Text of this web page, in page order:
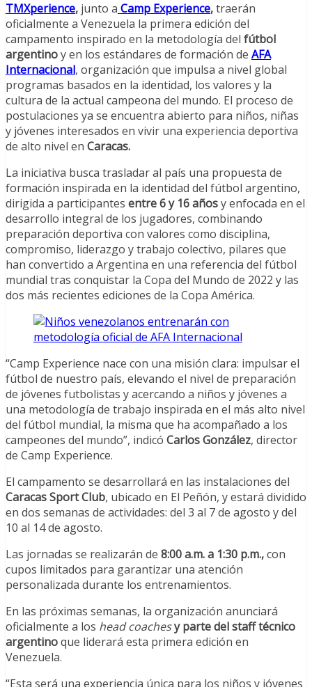
TMXperience, junto a Camp Experience,traerán
oficialmente a Venezuela la primera edición del
campamento inspirado en la metodología del fútbol
argentinoy en los estándares de formación de AFA
Internacional, organización que impulsa a nivel global
programas basados en la identidad, los valores y la
cultura de la actual campeona del mundo. El proceso de
postulaciones ya se encuentra abierto para niños, niñas
y jóvenes interesados en vivir una experiencia deportiva
de alto nivel en Caracas.
La iniciativa busca trasladar al país una propuesta de
formación inspirada en la identidad del fútbol argentino,
dirigida a participantes entre 6 y 16 añosy enfocada en el
desarrollo integral de los jugadores, combinando
preparación deportiva con valores como disciplina,
compromiso, liderazgo y trabajo colectivo, pilares que
han convertido a Argentina en una referencia del fútbol
mundial tras conquistar la Copa del Mundo de 2022 y las
dos más recientes ediciones de la Copa América.
“Camp Experience nace con una misión clara: impulsar el
fútbol de nuestro país, elevando el nivel de preparación
de jóvenes futbolistas y acercando a niños y jóvenes a
una metodología de trabajo inspirada en el más alto nivel
del fútbol mundial, la misma que ha acompañado a los
campeones del mundo”, indicó Carlos González, director
de Camp Experience.
El campamento se desarrollará en las instalaciones del
Caracas Sport Club, ubicado en El Peñón, y estará dividido
en dos semanas de actividades: del 3 al 7 de agosto y del
10 al 14 de agosto.
Las jornadas se realizarán de 8:00 a.m. a 1:30 p.m.,con
cupos limitados para garantizar una atención
personalizada durante los entrenamientos.
En las próximas semanas, la organización anunciará
oficialmente a los head coachesy parte del staff técnico
argentinoque liderará esta primera edición en
Venezuela.
“Esta será una experiencia única para los niños y jóvenes